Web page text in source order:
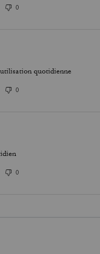
0
quotidienne
0
0